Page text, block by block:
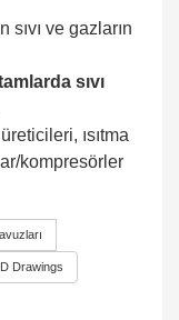
sıvı ve gazların
sıvı
ısıtma
kompresörler
Drawings